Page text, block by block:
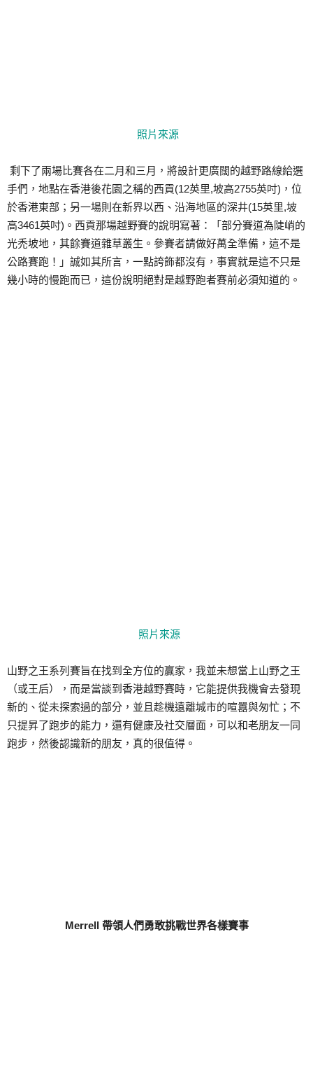
照片來源
剩下了兩場比賽各在二月和三月，將設計更廣闊的越野路線給選
手們，地點在香港後花園之稱的西貢(12英里,坡高2755英吋)，位
於香港東部；另一場則在新界以西、沿海地區的深井(15英里,坡
高3461英吋)。西貢那場越野賽的說明寫著：「部分賽道為陡峭的
光禿坡地，其餘賽道雜草叢生。參賽者請做好萬全準備，這不是
公路賽跑！」誠如其所言，一點誇飾都沒有，事實就是這不只是
幾小時的慢跑而已，這份說明絕對是越野跑者賽前必須知道的。
照片來源
山野之王系列賽旨在找到全方位的贏家，我並未想當上山野之王
（或王后），而是當談到香港越野賽時，它能提供我機會去發現
新的、從未探索過的部分，並且趁機遠離城市的喧囂與匆忙；不
只提昇了跑步的能力，還有健康及社交層面，可以和老朋友一同
跑步，然後認識新的朋友，真的很值得。
Merrell 帶領人們勇敢挑戰世界各樣賽事